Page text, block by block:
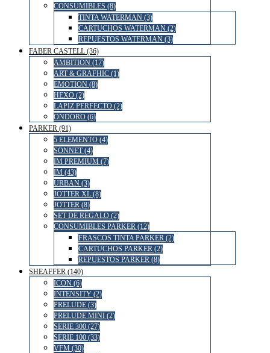
CONSUMIBLES (8)
TINTA WATERMAN (3)
CARTUCHOS WATERMAN (2)
REPUESTOS WATERMAN (3)
FABER CASTELL (36)
AMBITION (17)
ART & GRAFHIC (1)
EMOTION (8)
HEXO (2)
LAPIZ PERFECTO (2)
ONDORO (6)
PARKER (91)
5 ELEMENTO (4)
SONNET (4)
IM PREMIUM (7)
IM (43)
URBAN (3)
JOTTER XL (8)
JOTTER (8)
SET DE REGALO (2)
CONSUMIBLES PARKER (12)
FRASCOS TINTA PARKER (2)
CARTUCHOS PARKER (2)
REPUESTOS PARKER (8)
SHEAFFER (140)
ICON (6)
INTENSITY (2)
PRELUDE (3)
PRELUDE MINI (2)
SERIE 300 (27)
SERIE 100 (33)
VFM (30)